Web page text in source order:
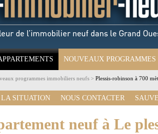
NOUVEAUX PROGRAMMES
programmes immobiliers neufs > Plessis-robinson à 700
LA SITUATION NOUS CONTACTER
neuf à Le